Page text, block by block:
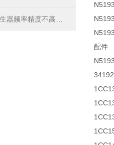
配件